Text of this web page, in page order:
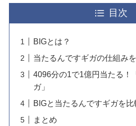
目次
BIGとは？
当たるんですギガの仕組みを
4096分の1で1億円当たる！
ガ」
BIGと当たるんですギガを比
まとめ